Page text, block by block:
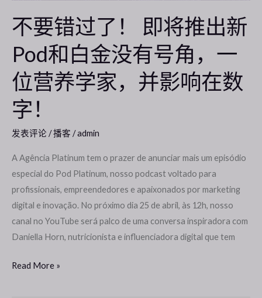
不要错过了！ 即将推出新
Pod和白金没有号角，一
位营养学家，并影响在数
字！
发表评论 /播客 /admin
A Agência Platinum tem o prazer de anunciar mais um episódio
especial do Pod Platinum, nosso podcast voltado para
profissionais, empreendedores e apaixonados por marketing
digital e inovação. No próximo dia 25 de abril, às 12h, nosso
canal no YouTube será palco de uma conversa inspiradora com
Daniella Horn, nutricionista e influenciadora digital que tem
新
Pod
和
白
金
没
有
一
位
营
养
学
家，
影
Read More »